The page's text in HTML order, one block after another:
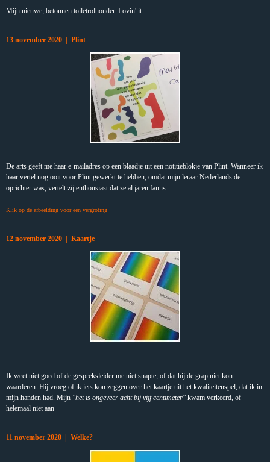
Mijn nieuwe, betonnen toiletrolhouder. Lovin' it
13 november 2020 | Plint
De arts geeft me haar e-mailadres op een blaadje uit een notitieblokje van Plint. Wanneer ik
haar vertel nog ooit voor Plint gewerkt te hebben, omdat mijn leraar Nederlands de
oprichter was, vertelt zij enthousiast dat ze al jaren fan is
Klik op de afbeelding voor een vergroting
12 november 2020 | Kaartje
Ik weet niet goed of de gespreksleider me niet snapte, of dat hij de grap niet kon
waarderen. Hij vroeg of ik iets kon zeggen over het kaartje uit het kwaliteitenspel, dat ik in
mijn handen had. Mijn "het is ongeveer acht bij vijf centimeter" kwam verkeerd, of
helemaal niet aan
11 november 2020 | Welke?